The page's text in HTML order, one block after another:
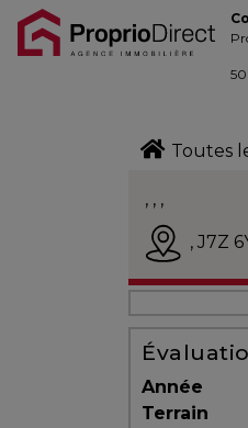
Blogue
COURTIERS
Toutes
, , ,
, J7Z
Année
Terrain